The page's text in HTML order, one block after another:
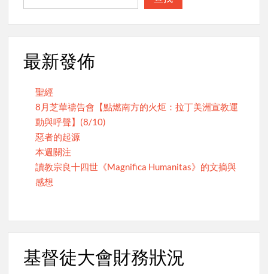
最新發佈
聖經
8月芝華禱告會【點燃南方的火炬：拉丁美洲宣教運
動與呼聲】(8/10)
惡者的起源
本週關注
讀教宗良十四世《Magnifica Humanitas》的文摘與
感想
基督徒大會財務狀況